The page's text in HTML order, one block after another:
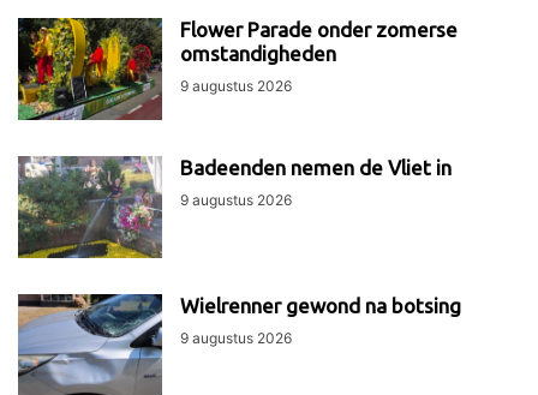
Flower Parade onder zomerse
omstandigheden
9 augustus 2026
Badeenden nemen de Vliet in
9 augustus 2026
Wielrenner gewond na botsing
9 augustus 2026